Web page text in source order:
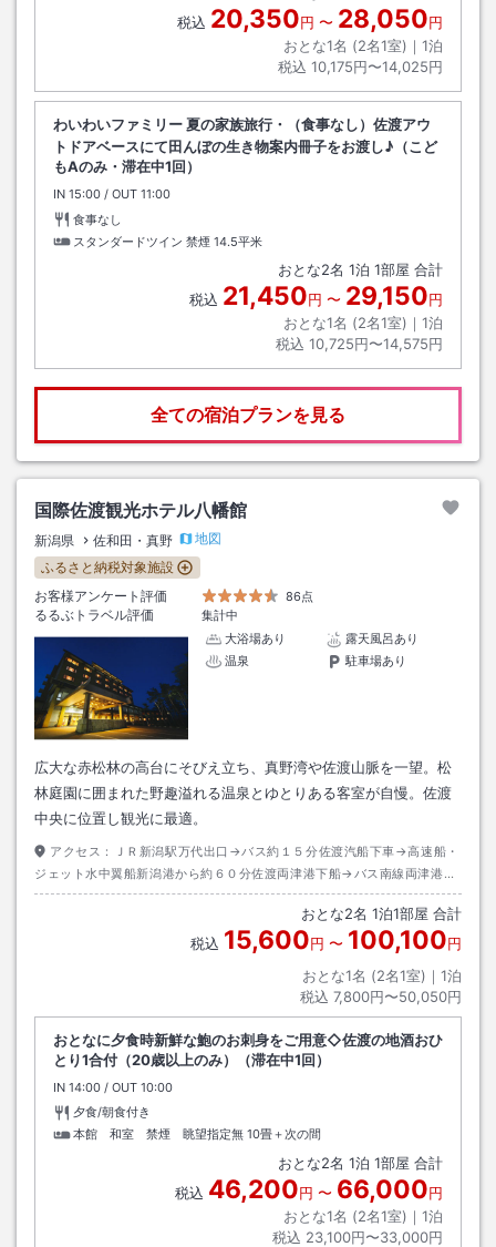
税込 20,350円 〜 28,050円
おとな1名 (2名1室)｜ 1泊
税込 10,175円〜14,025円
わいわいファミリー 夏の家族旅行・（食事なし）佐渡アウ
トドアベースにて田んぼの生き物案内冊子をお渡し♪（こど
もAのみ・滞在中1回）
IN チェックイン
15:00 / OUT チェックアウト
11:00
食事なし
スタンダードツイン 禁煙 14.5平米
おとな2名 1泊 1部屋 合計
税込 21,450円 〜 29,150円
おとな1名 (2名1室)｜ 1泊
税込 10,725円〜14,575円
全ての宿泊プランを見る
国際佐渡観光ホテル八幡館
新潟県 佐和田・真野
地図
ふるさと納税対象施設
お客様アンケート評価
86点
るるぶトラベル評価
集計中
大浴場あり
露天風呂あり
温泉
駐車場あり
広大な赤松林の高台にそびえ立ち、真野湾や佐渡山脈を一望。松
林庭園に囲まれた野趣溢れる温泉とゆとりある客室が自慢。佐渡
中央に位置し観光に最適。
アクセス：
ＪＲ新潟駅万代出口→バス約１５分佐渡汽船下車→高速船・
ジェット水中翼船新潟港から約６０分佐渡両津港下船→バス南線両津港か
ら佐和田行き約６０分八幡温泉下車→徒歩約２分
おとな2名 1泊1部屋 合計
税込 15,600円 〜 100,100円
おとな1名 (2名1室)｜ 1泊
税込 7,800円〜50,050円
おとなに夕食時新鮮な鮑のお刺身をご用意◇佐渡の地酒おひ
とり1合付（20歳以上のみ）（滞在中1回）
IN チェックイン
14:00 / OUT チェックアウト
10:00
夕食/朝食付き
本館 和室 禁煙 眺望指定無 10畳＋次の間
おとな2名 1泊 1部屋 合計
税込 46,200円 〜 66,000円
おとな1名 (2名1室)｜ 1泊
税込 23,100円〜33,000円